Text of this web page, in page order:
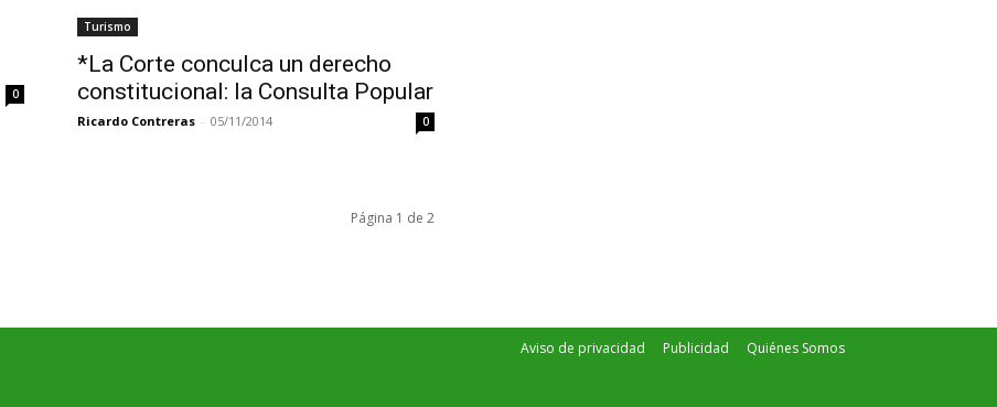
0
Turismo
*La Corte conculca un derecho
constitucional: la Consulta Popular
Ricardo Contreras - 05/11/2014 0
Página 1 de 2
Aviso de privacidad Publicidad Quiénes Somos